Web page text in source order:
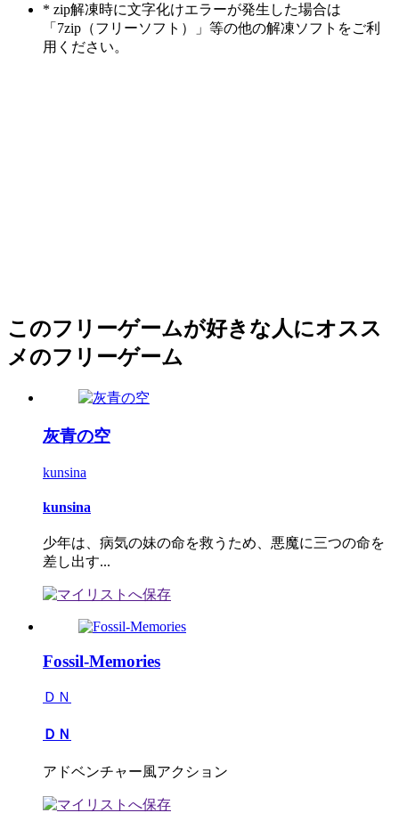
* zip解凍時に文字化けエラーが発生した場合は
「7zip（フリーソフト）」等の他の解凍ソフトをご利
用ください。
このフリーゲームが好きな人にオスス
メのフリーゲーム
灰青の空
kunsina
kunsina
少年は、病気の妹の命を救うため、悪魔に三つの命を
差し出す...
Fossil-Memories
ＤＮ
ＤＮ
アドベンチャー風アクション